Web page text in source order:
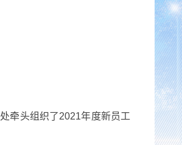
牵头组织了2021年度新员工